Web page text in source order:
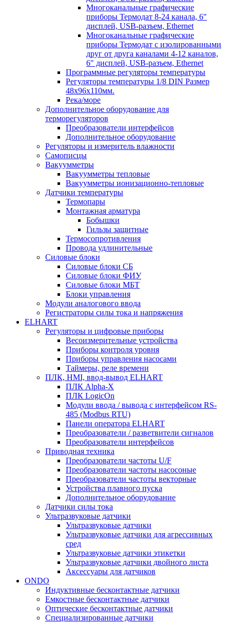
Многоканальные графические
приборы Термодат 8-24 канала, 6"
дисплей, USB-разъем, Ethernet
Многоканальные графические
приборы Термодат с изолированными
друг от друга каналами 4-12 каналов,
6" дисплей, USB-разъем, Ethernet
Программные регуляторы температуры
Регуляторы температуры 1/8 DIN Размер
48х96х110мм.
Река/море
Дополнительное оборудование для
терморегуляторов
Преобразователи интерфейсов
Дополнительное оборудование
Регуляторы и измеритель влажности
Самописцы
Вакуумметры
Вакуумметры тепловые
Вакуумметры ионизационно-тепловые
Датчики температуры
Термопары
Монтажная арматура
Бобышки
Гильзы защитные
Термосопротивления
Провода удлинительные
Силовые блоки
Силовые блоки СБ
Силовые блоки ФИУ
Силовые блоки МБТ
Блоки управления
Модули аналогового ввода
Регистраторы силы тока и напряжения
ELHART
Регуляторы и цифровые приборы
Весоизмерительные устройства
Приборы контроля уровня
Приборы управления насосами
Таймеры, реле времени
ПЛК, HMI, ввод-вывод ELHART
ПЛК Alpha-X
ПЛК LogicOn
Модули ввода / вывода с интерфейсом RS-
485 (Modbus RTU)
Панели оператора ELHART
Преобразователи / разветвители сигналов
Преобразователи интерфейсов
Приводная техника
Преобразователи частоты U/F
Преобразователи частоты насосоные
Преобразователи частоты векторные
Устройства плавного пуска
Дополнительное оборудование
Датчики силы тока
Ультразвуковые датчики
Ультразвуковые датчики
Ультразвуковые датчики для агрессивных
сред
Ультразвуковые датчики этикетки
Ультразвуковые датчики двойного листа
Аксессуары для датчиков
ONDO
Индуктивные бесконтактные датчики
Емкостные бесконтактные датчики
Оптические бесконтактные датчики
Специализированные датчики